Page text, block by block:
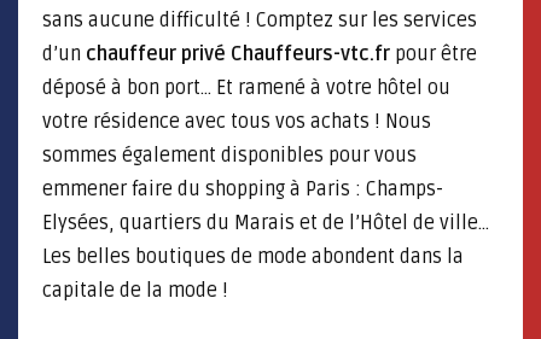
sans aucune difficulté ! Comptez sur les services
d’un chauffeur privé Chauffeurs-vtc.fr pour être
déposé à bon port… Et ramené à votre hôtel ou
votre résidence avec tous vos achats ! Nous
sommes également disponibles pour vous
emmener faire du shopping à Paris : Champs-
Elysées, quartiers du Marais et de l’Hôtel de ville…
Les belles boutiques de mode abondent dans la
capitale de la mode !